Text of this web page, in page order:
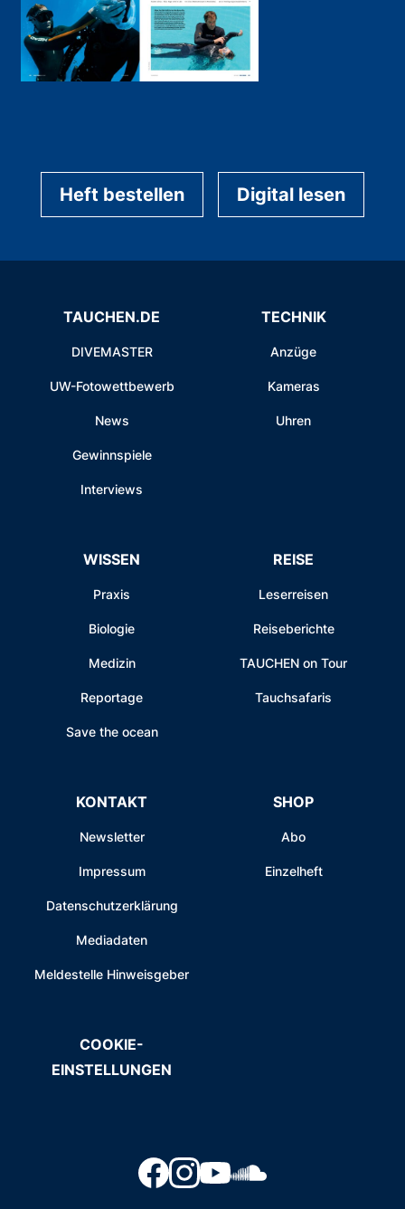
Heft bestellen Digital lesen
TAUCHEN.DE
DIVEMASTER
UW-Fotowettbewerb
News
Gewinnspiele
Interviews
TECHNIK
Anzüge
Kameras
Uhren
WISSEN
Praxis
Biologie
Medizin
Reportage
Save the ocean
REISE
Leserreisen
Reiseberichte
TAUCHEN on Tour
Tauchsafaris
KONTAKT
Newsletter
Impressum
Datenschutzerklärung
Mediadaten
Meldestelle Hinweisgeber
SHOP
Abo
Einzelheft
COOKIE-
EINSTELLUNGEN